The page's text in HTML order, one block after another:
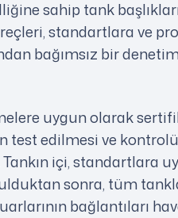
sahip tank
standartlara ve
bağımsız bir
uygun olarak
test edilmesi ve
içi, standartlara
sonra, tüm
bağlantıları